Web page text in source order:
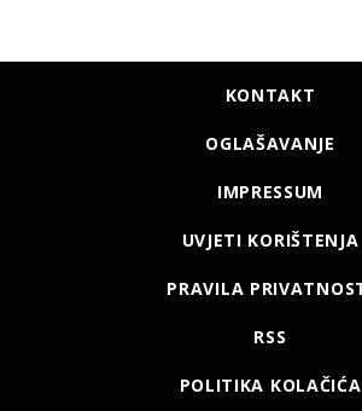
KONTAKT
OGLAŠAVANJE
IMPRESSUM
UVJETI KORIŠTENJA
PRAVILA
RSS
POLITIKA KOLAČIĆA